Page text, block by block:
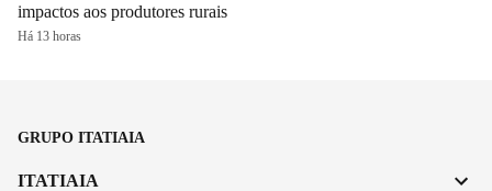
impactos aos produtores rurais
Há 13 horas
GRUPO ITATIAIA
ITATIAIA